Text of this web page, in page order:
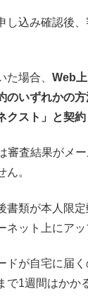
し込み確認後
た場合、 Web
のいずれかの
クスト」と契約
審査結果がメ
ん。
書類が本人限
ネット上にアッ
ドが自宅に届
で1週間はかか